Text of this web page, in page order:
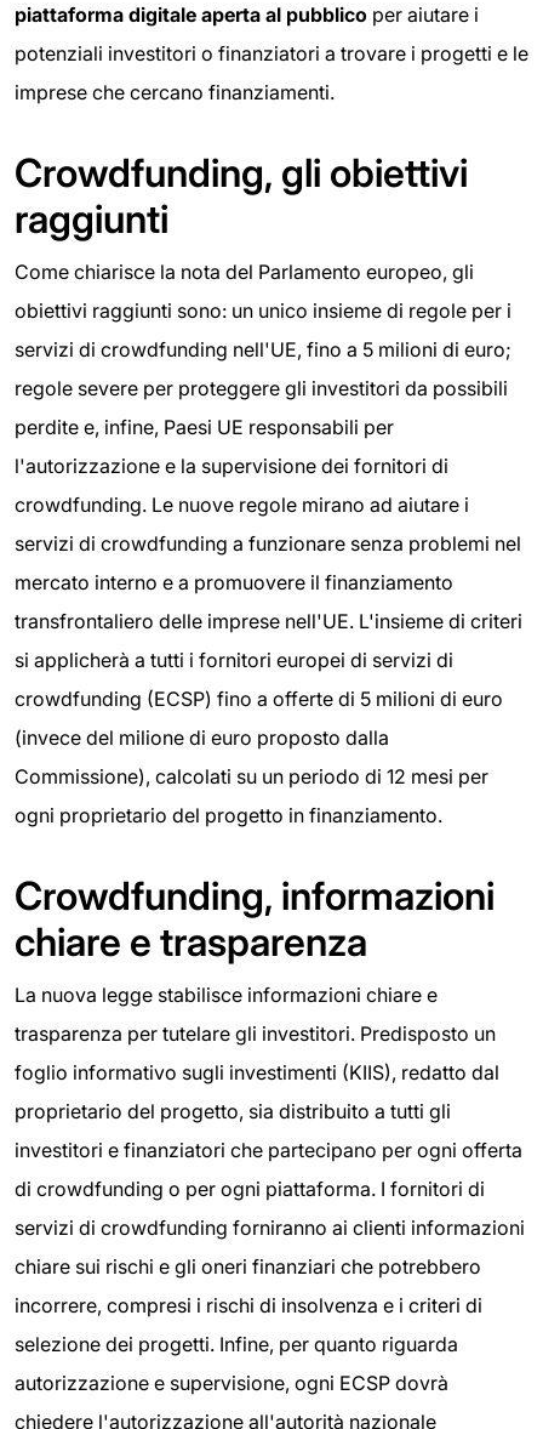
piattaforma digitale aperta al pubblico per aiutare i
potenziali investitori o finanziatori a trovare i progetti e le
imprese che cercano finanziamenti.
Crowdfunding, gli obiettivi
raggiunti
Come chiarisce la nota del Parlamento europeo, gli
obiettivi raggiunti sono: un unico insieme di regole per i
servizi di crowdfunding nell'UE, fino a 5 milioni di euro;
regole severe per proteggere gli investitori da possibili
perdite e, infine, Paesi UE responsabili per
l'autorizzazione e la supervisione dei fornitori di
crowdfunding. Le nuove regole mirano ad aiutare i
servizi di crowdfunding a funzionare senza problemi nel
mercato interno e a promuovere il finanziamento
transfrontaliero delle imprese nell'UE. L'insieme di criteri
si applicherà a tutti i fornitori europei di servizi di
crowdfunding (ECSP) fino a offerte di 5 milioni di euro
(invece del milione di euro proposto dalla
Commissione), calcolati su un periodo di 12 mesi per
ogni proprietario del progetto in finanziamento.
Crowdfunding, informazioni
chiare e trasparenza
La nuova legge stabilisce informazioni chiare e
trasparenza per tutelare gli investitori. Predisposto un
foglio informativo sugli investimenti (KIIS), redatto dal
proprietario del progetto, sia distribuito a tutti gli
investitori e finanziatori che partecipano per ogni offerta
di crowdfunding o per ogni piattaforma. I fornitori di
servizi di crowdfunding forniranno ai clienti informazioni
chiare sui rischi e gli oneri finanziari che potrebbero
incorrere, compresi i rischi di insolvenza e i criteri di
selezione dei progetti. Infine, per quanto riguarda
autorizzazione e supervisione, ogni ECSP dovrà
chiedere l'autorizzazione all'autorità nazionale